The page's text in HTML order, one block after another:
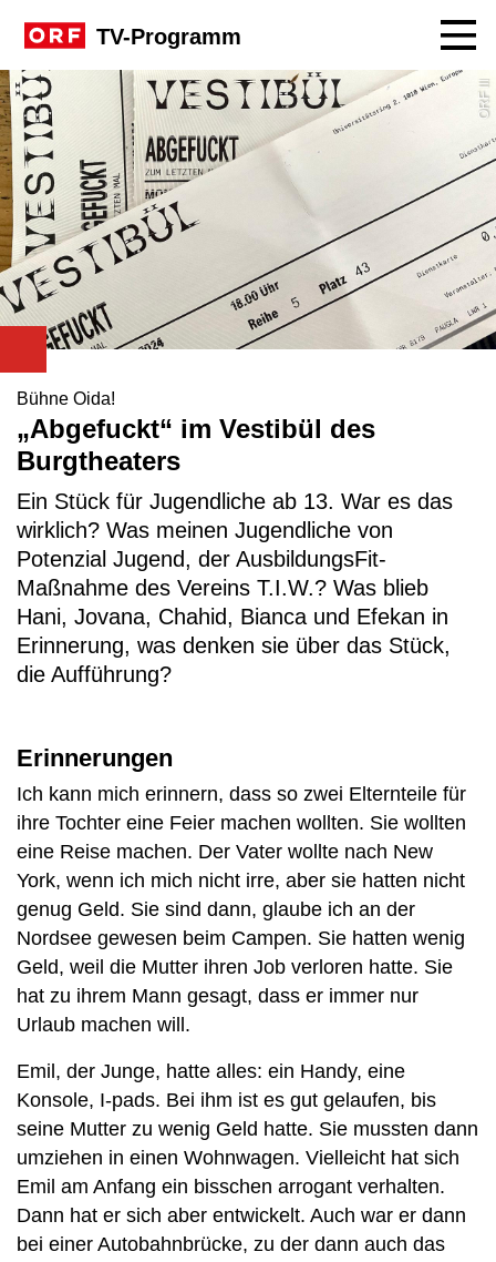
TV-Programm
ORF III
Bühne Oida!
„Abgefuckt“ im Vestibül des
Burgtheaters
Ein Stück für Jugendliche ab 13. War es das
wirklich? Was meinen Jugendliche von
Potenzial Jugend, der AusbildungsFit-
Maßnahme des Vereins T.I.W.? Was blieb
Hani, Jovana, Chahid, Bianca und Efekan in
Erinnerung, was denken sie über das Stück,
die Aufführung?
Erinnerungen
Ich kann mich erinnern, dass so zwei Elternteile für
ihre Tochter eine Feier machen wollten. Sie wollten
eine Reise machen. Der Vater wollte nach New
York, wenn ich mich nicht irre, aber sie hatten nicht
genug Geld. Sie sind dann, glaube ich an der
Nordsee gewesen beim Campen. Sie hatten wenig
Geld, weil die Mutter ihren Job verloren hatte. Sie
hat zu ihrem Mann gesagt, dass er immer nur
Urlaub machen will.
Emil, der Junge, hatte alles: ein Handy, eine
Konsole, I-pads. Bei ihm ist es gut gelaufen, bis
seine Mutter zu wenig Geld hatte. Sie mussten dann
umziehen in einen Wohnwagen. Vielleicht hat sich
Emil am Anfang ein bisschen arrogant verhalten.
Dann hat er sich aber entwickelt. Auch war er dann
bei einer Autobahnbrücke, zu der dann auch das